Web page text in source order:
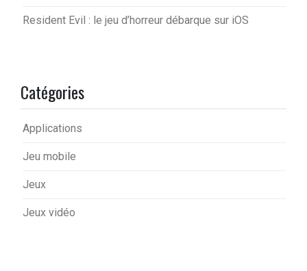
Resident Evil : le jeu d’horreur débarque sur iOS
Catégories
Applications
Jeu mobile
Jeux
Jeux vidéo